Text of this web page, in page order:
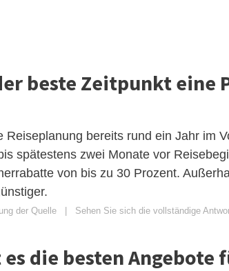
beste Zeitpunkt eine
Reiseplanung bereits rund ein Jahr im
spätestens zwei Monate vor
von bis zu 30 Prozent.
der Quelle Sehen Sie sich die vollständige
die besten Angebote